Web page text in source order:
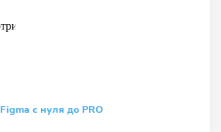
Figma с нуля до PRO